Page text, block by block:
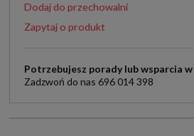
Dodaj do przechowalni
Zapytaj o produkt
Potrzebujesz porady lub wsparcia
Zadzwoń do nas 696 014 398